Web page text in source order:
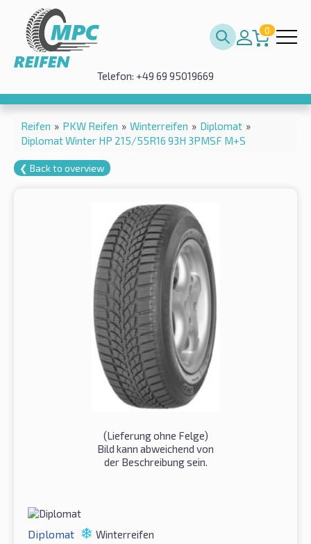
0
Telefon: +49 69 95019669
Reifen » PKW Reifen » Winterreifen » Diplomat »
Diplomat Winter HP 215/55R16 93H 3PMSF M+S
❮ Back to overview
(Lieferung ohne Felge)
Bild kann abweichend von
der Beschreibung sein.
Diplomat Winterreifen